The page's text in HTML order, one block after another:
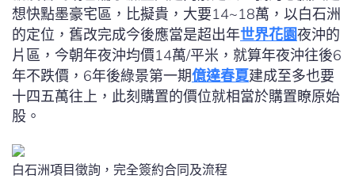
想快點墨豪宅區，比擬貴，大要14~18萬，以白石洲
的定位，舊改完成今後應當是超出年世界花園夜沖的
片區，今朝年夜沖均價14萬/平米，就算年夜沖往後6
年不跌價，6年後綠景第一期億達春夏建成至多也要
十四五萬往上，此刻購置的價位就相當於購置瞭原始
股。
白石洲項目徵詢，完全簽約合同及流程